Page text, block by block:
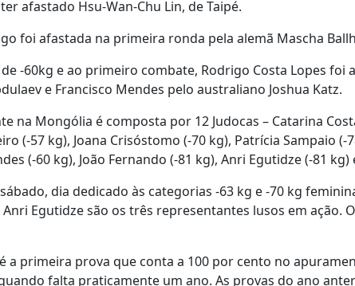
afastado Hsu-Wan-Chu Lin, de Taipé.
foi afastada na primeira ronda pela alemã Mascha
-60kg e ao primeiro combate, Rodrigo Costa Lopes
e Francisco Mendes pelo australiano Joshua Katz.
na Mongólia é composta por 12 Judocas – Catarina
(-57 kg), Joana Crisóstomo (-70 kg), Patrícia Sampaio (-
(-60 kg), João Fernando (-81 kg), Anri Egutidze (-81 kg)
dia dedicado às categorias -63 kg e -70 kg
Egutidze são os três representantes lusos em ação.
a primeira prova que conta a 100 por cento no
falta praticamente um ano. As provas do ano